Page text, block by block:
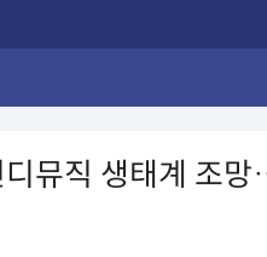
디뮤직 생태계 조